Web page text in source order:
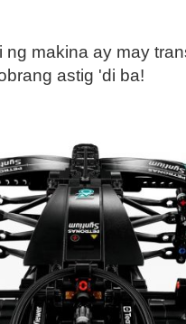
makina ay may
astig 'di ba!